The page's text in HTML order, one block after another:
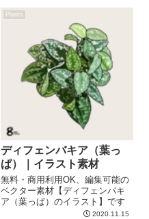
Plants
ディフェンバキア（葉っ
ぱ）｜イラスト素材
無料・商用利用OK、編集可能の
ベクター素材【ディフェンバキ
ア（葉っぱ）のイラスト】です
2020.11.15